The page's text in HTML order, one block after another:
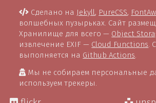
Сделано на Jekyll, PureCSS,
волшебных пузырьках. Сайт
Хранилище для всего — Object
извлечение EXIF — Cloud Functions.
выполняется на Github Actions.
Мы не собираем персональные
используем трекеры.